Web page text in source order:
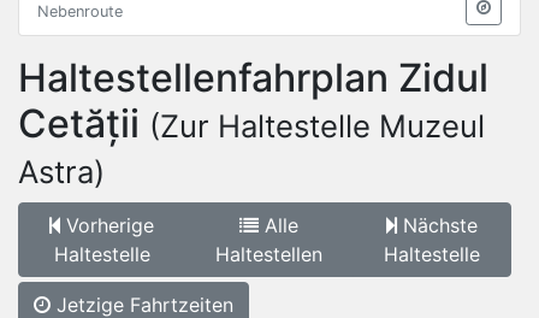
Nebenroute
Haltestellenfahrplan Zidul
Cetății (Zur Haltestelle Muzeul
Astra)
Vorherige
Haltestelle
Alle
Haltestellen
Nächste
Haltestelle
Jetzige Fahrtzeiten